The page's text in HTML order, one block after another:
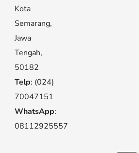
Kota
Semarang,
Jawa
Tengah,
50182
Telp: (024)
70047151
WhatsApp:
08112925557